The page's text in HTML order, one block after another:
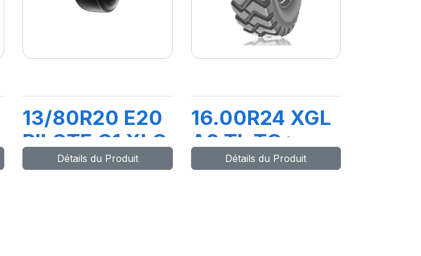
13/80R20 E20
PILOTE C1 XLC
Détails du Produit
16.00R24 XGL
A2 TL TG*
Détails du Produit